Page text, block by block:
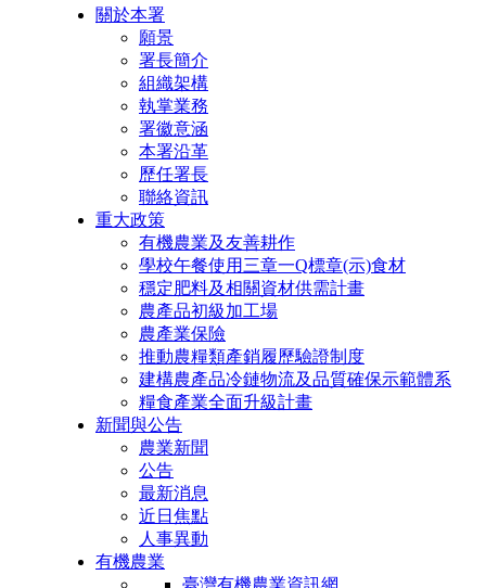
關於本署
願景
署長簡介
組織架構
執掌業務
署徽意涵
本署沿革
歷任署長
聯絡資訊
重大政策
有機農業及友善耕作
學校午餐使用三章一Q標章(示)食材
穩定肥料及相關資材供需計畫
農產品初級加工場
農產業保險
推動農糧類產銷履歷驗證制度
建構農產品冷鏈物流及品質確保示範體系
糧食產業全面升級計畫
新聞與公告
農業新聞
公告
最新消息
近日焦點
人事異動
有機農業
臺灣有機農業資訊網